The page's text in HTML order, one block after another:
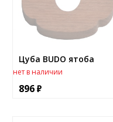
Цуба BUDO ятоба
нет в наличии
896